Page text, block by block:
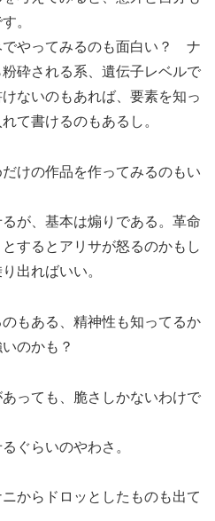
。
でやってみるのも面白い？ ナ
砕される系、遺伝子レベルで
ないのもあれば、要素を知っ
て書けるのもあるし。
けの作品を作ってみるのもい
が、基本は煽りである。革命
するとアリサが怒るのかもし
出ればいい。
もある、精神性も知ってるか
のかも？
っても、脆さしかないわけで
ぐらいのやわさ。
からドロッとしたものも出て